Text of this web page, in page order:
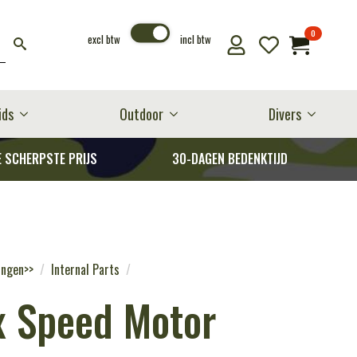
excl btw incl btw 0
Outdoor Divers
SCHERPSTE PRIJS 30-DAGEN BEDENKTIJD
Internal Parts
Motor